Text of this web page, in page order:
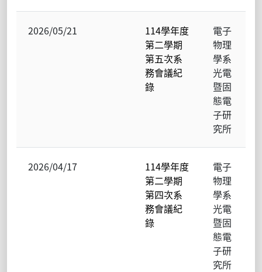
2026/05/21
114學年度
第二學期
第五次系
務會議紀
錄
電子
物理
學系
光電
暨固
態電
子研
究所
2026/04/17
114學年度
第二學期
第四次系
務會議紀
錄
電子
物理
學系
光電
暨固
態電
子研
究所